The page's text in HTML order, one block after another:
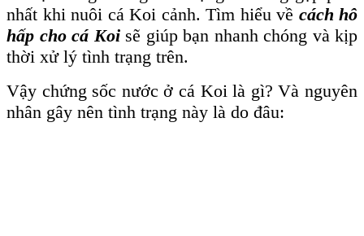
nhất khi nuôi cá Koi cảnh. Tìm hiểu về cách hô
hấp cho cá Koi sẽ giúp bạn nhanh chóng và kịp
thời xử lý tình trạng trên.
Vậy chứng sốc nước ở cá Koi là gì? Và nguyên
nhân gây nên tình trạng này là do đâu: